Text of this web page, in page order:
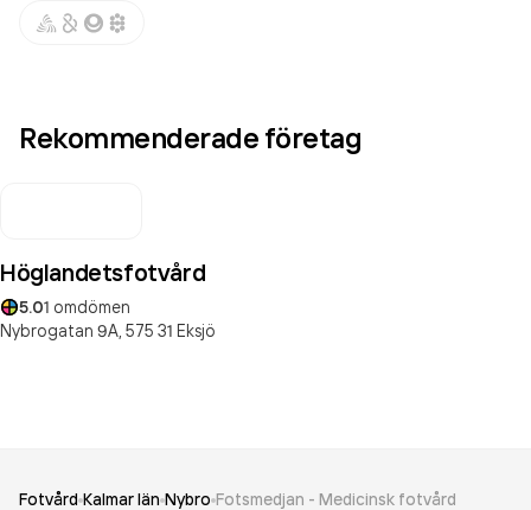
Rekommenderade företag
Höglandetsfotvård
5.01 omdömen
Nybrogatan 9A, 575 31 Eksjö
Fotvård Kalmar län Nybro Fotsmedjan - Medicinsk fotvård